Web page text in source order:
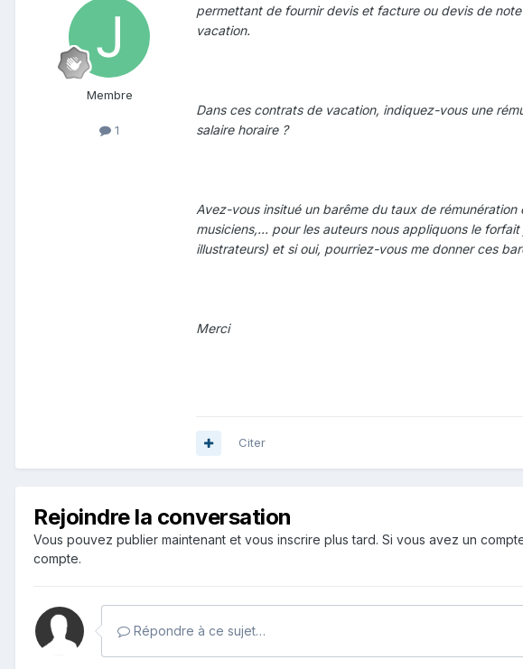
Membre
1
permettant de fournir devis et facture ou devis de
vacation.
Dans ces contrats de vacation, indiquez-vous une
salaire horaire ?
Avez-vous insitué un barême du taux de
musiciens,... pour les auteurs nous appliquons le
illustrateurs) et si oui, pourriez-vous me donner ces
Merci
Citer
Rejoindre la conversation
Vous pouvez publier maintenant et vous inscrire plus tard. Si vous avez un
compte.
Répondre à ce sujet…